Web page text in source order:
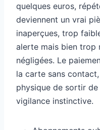
quelques euros,
deviennent un vrai
inaperçues, trop
alerte mais bien trop
négligées. Le
la carte sans
physique de sortir de
vigilance instinctive.